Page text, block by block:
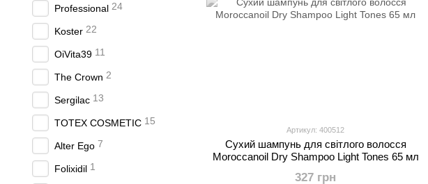
Артикул: 400512
Сухий шампунь для світлого волосся
Moroccanoil Dry Shampoo Light Tones 65 мл
327 грн
Professional 24
Koster 22
OiVita39 11
The Crown 2
Sergilac 13
TOTEX COSMETIC 15
Alter Ego 7
Folixidil 1